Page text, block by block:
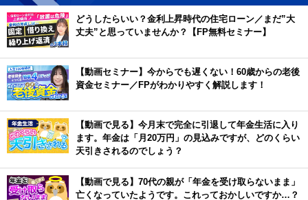
どうしたらいい？金利上昇時代の住宅ローン／まだ”大
丈夫”と思っていませんか？【FP無料セミナー】
【動画セミナー】今からでも遅くない！60歳からの老後
資金セミナー／FPがわかりやすく解説します！
【動画で見る】今月末で完全に引退して年金生活に入り
ます。年金は「月20万円」の見込みですが、どのくらい
天引きされるのでしょう？
【動画で見る】70代の親が「年金を受け取らないまま」
亡くなっていたようです。これっておかしいですか…？